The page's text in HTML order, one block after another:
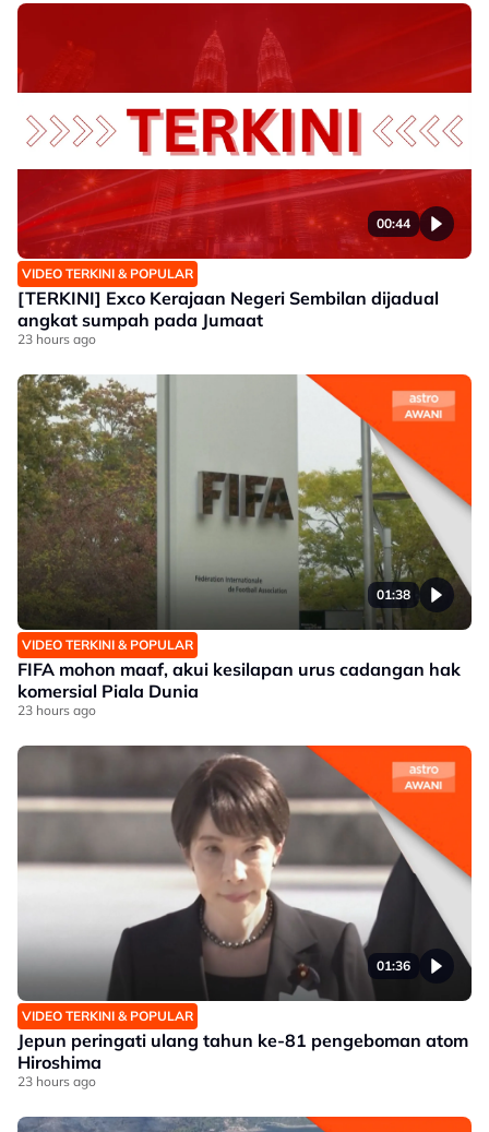
00:44
VIDEO TERKINI & POPULAR
[TERKINI] Exco Kerajaan Negeri Sembilan dijadual
angkat sumpah pada Jumaat
23 hours ago
01:38
VIDEO TERKINI & POPULAR
FIFA mohon maaf, akui kesilapan urus cadangan hak
komersial Piala Dunia
23 hours ago
01:36
VIDEO TERKINI & POPULAR
Jepun peringati ulang tahun ke-81 pengeboman atom
Hiroshima
23 hours ago